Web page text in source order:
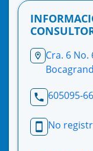
Cra. 6
605095-
No